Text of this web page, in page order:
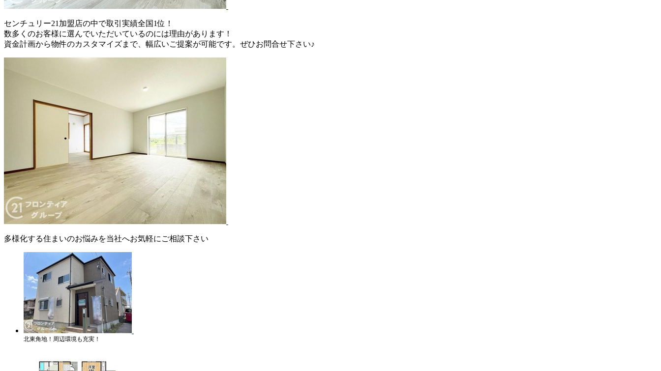
センチュリー21加盟店の中で取引実績全国1位！
数多くのお客様に選んでいただいているのには理由があります！
資金計画から物件のカスタマイズまで、幅広いご提案が可能です。ぜひお問合せ下さい♪
多様化する住まいのお悩みを当社へお気軽にご相談下さい
北東角地！周辺環境も充実！